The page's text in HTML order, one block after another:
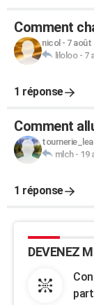
Comment
nicol - 7 août
liloloo- 7
1 réponse
Comment
tournerie_lea
mlch- 19
1 réponse
DEVENEZ